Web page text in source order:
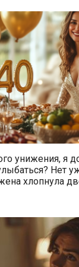
унижения, я
Нет
хлопнула